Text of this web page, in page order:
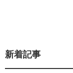
新着記事